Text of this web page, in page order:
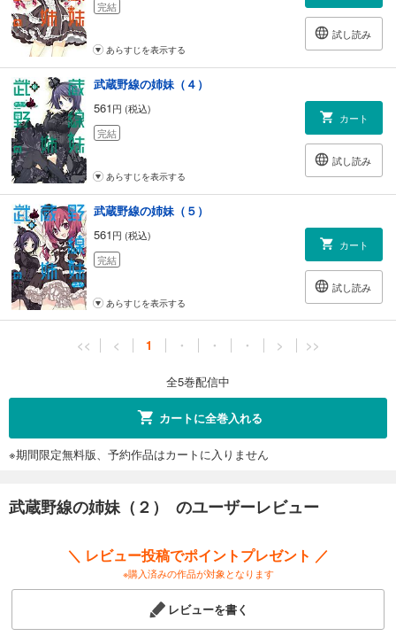
完結
試し読み
あらすじを表示する
武蔵野線の姉妹（４）
561円 (税込)
完結
カート
試し読み
あらすじを表示する
武蔵野線の姉妹（５）
561円 (税込)
完結
カート
試し読み
あらすじを表示する
<< < 1 ・ ・ ・ > >>
全5巻配信中
カートに全巻入れる
※期間限定無料版、予約作品はカートに入りません
武蔵野線の姉妹（２） のユーザーレビュー
＼ レビュー投稿でポイントプレゼント ／
※購入済みの作品が対象となります
レビューを書く